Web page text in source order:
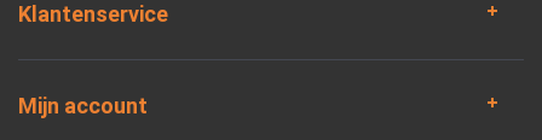
Klantenservice
Mijn account